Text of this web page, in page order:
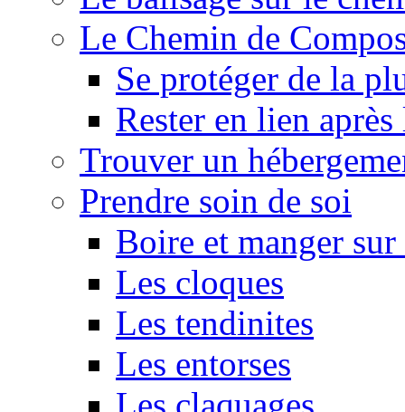
Le Chemin de
Se protéger de la
Rester en lien
Trouver un
Prendre soin de soi
Boire et manger
Les cloques
Les tendinites
Les entorses
Les claquages